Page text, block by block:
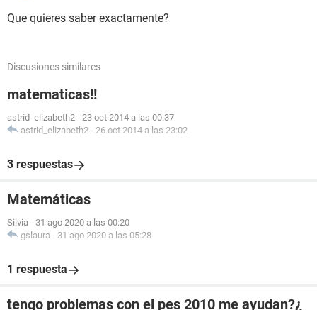
Que quieres saber exactamente?
Discusiones similares
matematicas!!
astrid_elizabeth2 - 23 oct 2014 a las 00:37
astrid_elizabeth2 - 26 oct 2014 a las 23:02
3 respuestas
Matemáticas
Silvia - 31 ago 2020 a las 00:20
gslaura - 31 ago 2020 a las 05:28
1 respuesta
tengo problemas con el pes 2010 me ayudan?¿